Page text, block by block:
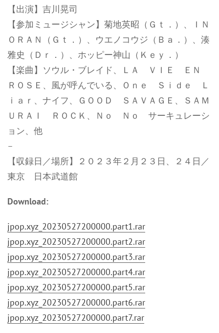
【出演】吉川晃司
【参加ミュージシャン】菊地英昭（Ｇｔ．）、ＩＮ
ＯＲＡＮ（Ｇｔ．）、ウエノコウジ（Ｂａ．）、湊
雅史（Ｄｒ．）、ホッピー神山（Ｋｅｙ．）
【楽曲】ソウル・ブレイド、ＬＡ ＶＩＥ ＥＮ
ＲＯＳＥ、風が呼んでいる、Ｏｎｅ Ｓｉｄｅ Ｌ
ｉａｒ、ナイフ、ＧＯＯＤ ＳＡＶＡＧＥ、ＳＡＭ
ＵＲＡＩ ＲＯＣＫ、Ｎｏ Ｎｏ サーキュレーシ
ョン、他
–
【収録日／場所】２０２３年２月２３日、２４日／
東京 日本武道館
Download:
jpop.xyz_20230527200000.part1.rar
jpop.xyz_20230527200000.part2.rar
jpop.xyz_20230527200000.part3.rar
jpop.xyz_20230527200000.part4.rar
jpop.xyz_20230527200000.part5.rar
jpop.xyz_20230527200000.part6.rar
jpop.xyz_20230527200000.part7.rar